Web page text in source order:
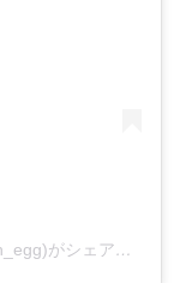
たまご専門店danran(だんらん)(@danran_egg)がシェアした投稿